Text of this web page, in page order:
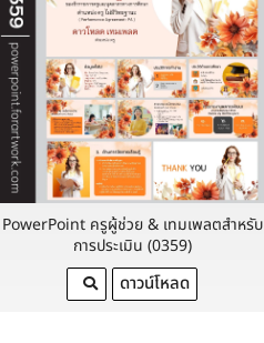
PowerPoint ครูผู้ช่วย & เทมเพลตสำหรับ
การประเมิน (0359)
ดาวน์โหลด